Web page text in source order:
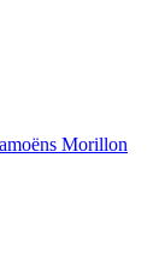
Morillon